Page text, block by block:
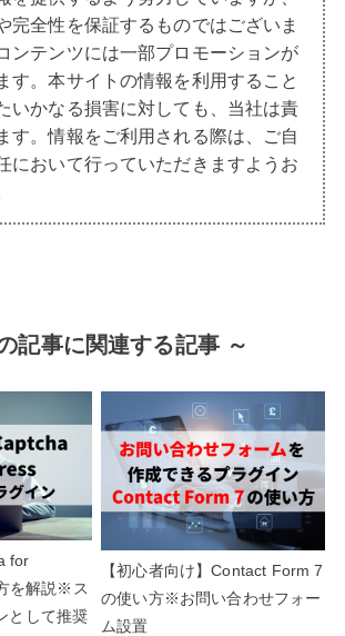
完全性を保証するものではございま
ンテンツには一部プロモーションが
す。本サイトの情報を利用すること
いかなる損害に対しても、当社は責
す。情報をご利用される際は、ご自
において行っていただきますようお
記事に関連する記事 ～
for
を解説※ス
として推奨
【初心者向け】Contact Form 7
の使い方※お問い合わせフォー
ム設置